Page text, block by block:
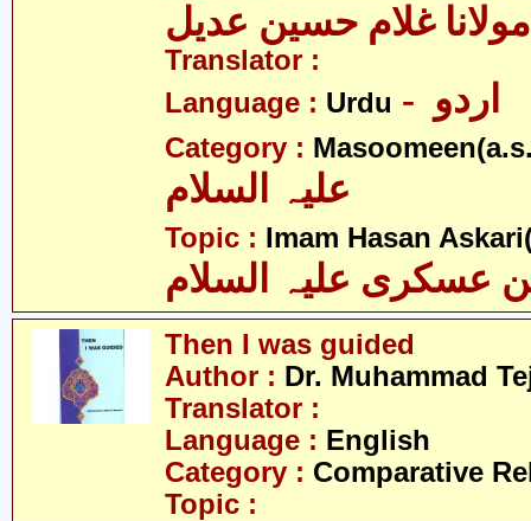
مولانا غلام حسین عدیل
Translator :
Language : Urdu
Category :
Topic : Imam Hasan
عسکری علیہ السلام
Then I was guided
Author : Dr. Muhammad
Translator :
Language : English
Category : Comparative
Topic :